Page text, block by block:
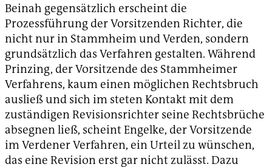
Beinah gegensätzlich erscheint die
Prozessführung der Vorsitzenden Richter, die
nicht nur in Stammheim und Verden, sondern
grundsätzlich das Verfahren gestalten. Während
Prinzing, der Vorsitzende des Stammheimer
Verfahrens, kaum einen möglichen Rechtsbruch
ausließ und sich im steten Kontakt mit dem
zuständigen Revisionsrichter seine Rechtsbrüche
absegnen ließ, scheint Engelke, der Vorsitzende
im Verdener Verfahren, ein Urteil zu wünschen,
das eine Revision erst gar nicht zulässt. Dazu